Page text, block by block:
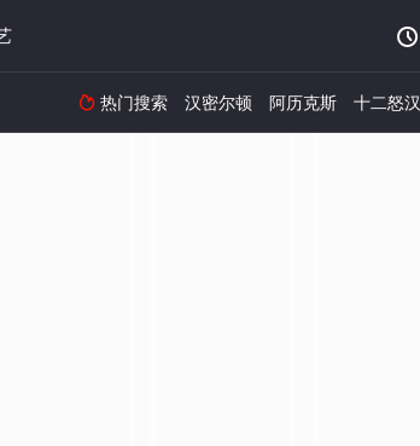

 热门搜索 汉密尔顿 阿历克斯 十二怒汉